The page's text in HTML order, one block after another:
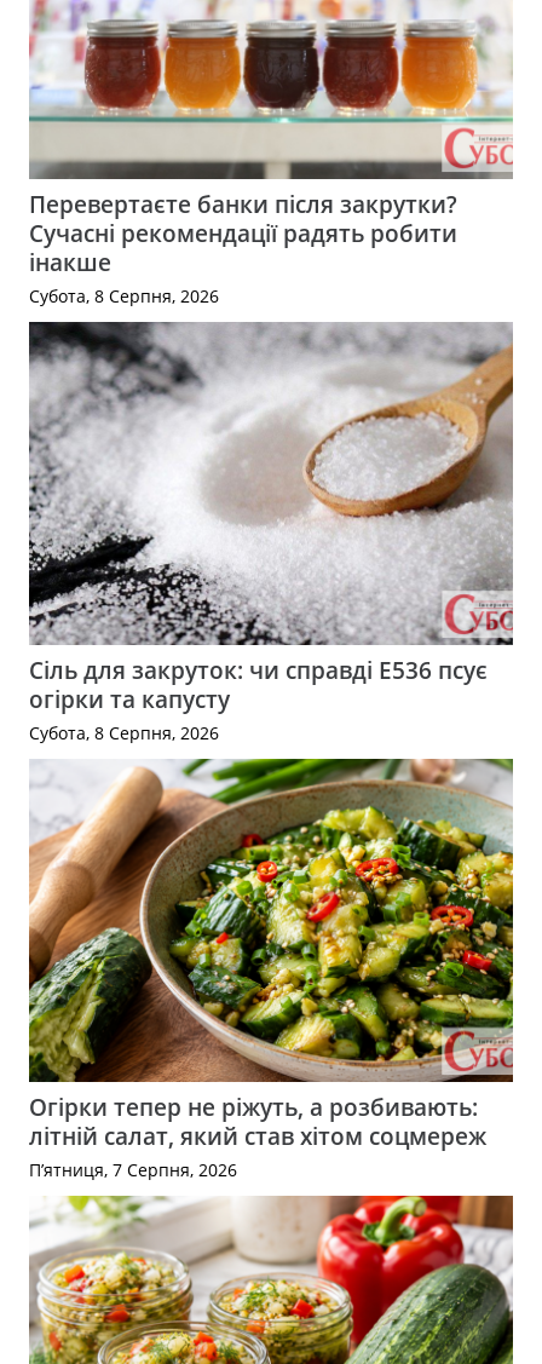
Перевертаєте банки після закрутки?
Сучасні рекомендації радять робити
інакше
Субота, 8 Серпня, 2026
Сіль для закруток: чи справді Е536 псує
огірки та капусту
Субота, 8 Серпня, 2026
Огірки тепер не ріжуть, а розбивають:
літній салат, який став хітом соцмереж
П’ятниця, 7 Серпня, 2026